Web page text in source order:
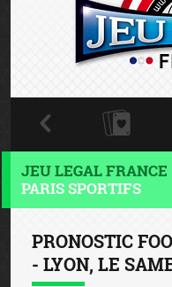
JEU LEGAL FRANCE
PARIS SPORTIFS
PRONOSTIC
- LYON, LE